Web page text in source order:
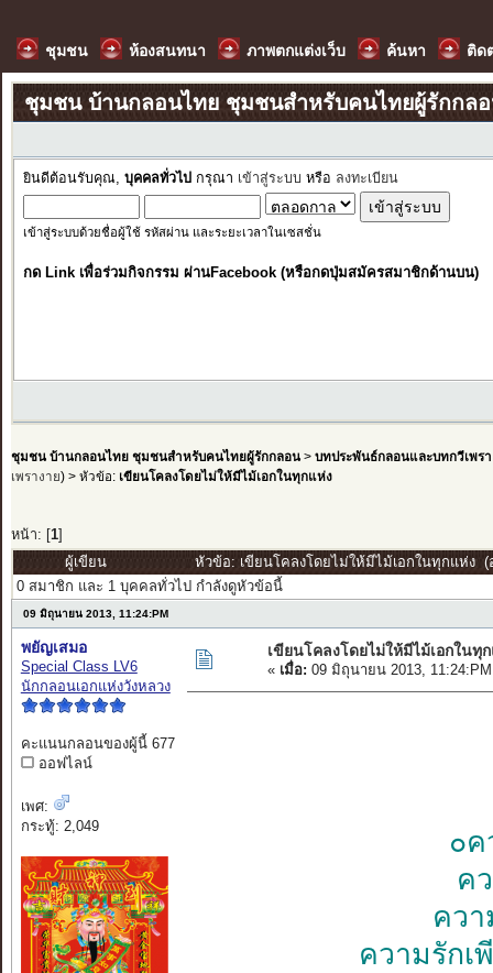
ชุมชน ห้องสนทนา ภาพตกแต่งเว็บ ค้นหา ติด
ชุมชน บ้านกลอนไทย ชุมชนสำหรับคนไทยผู้รักกล
ยินดีต้อนรับคุณ, บุคคลทั่วไป กรุณา เข้าสู่ระบบ หรือ ลงทะเบียน
เข้าสู่ระบบด้วยชื่อผู้ใช้ รหัสผ่าน และระยะเวลาในเซสชั่น
กด Link เพื่อร่วมกิจกรรม ผ่านFacebook (หรือกดปุ่มสมัครสมาชิกด้านบน)
ชุมชน บ้านกลอนไทย ชุมชนสำหรับคนไทยผู้รักกลอน> บทประพันธ์กลอนและบทกวีเพรา
เพรางาย) > หัวข้อ: เขียนโคลงโดยไม่ให้มีไม้เอกในทุกแห่ง
หน้า: [ 1]
ผู้เขียน
หัวข้อ: เขียนโคลงโดยไม่ให้มีไม้เอกในทุกแห่ง (
0 สมาชิก และ 1 บุคคลทั่วไป กำลังดูหัวข้อนี้
09 มิถุนายน 2013, 11:24:PM
พยัญเสมอ
Special Class LV6
นักกลอนเอกแห่งวังหลวง
คะแนนกลอนของผู้นี้ 677
ออฟไลน์
เพศ:
กระทู้: 2,049
เขียนโคลงโดยไม่ให้มีไม้เอกในทุ
« เมื่อ: 09 มิถุนายน 2013,
๐
ค
คว
ความรัก